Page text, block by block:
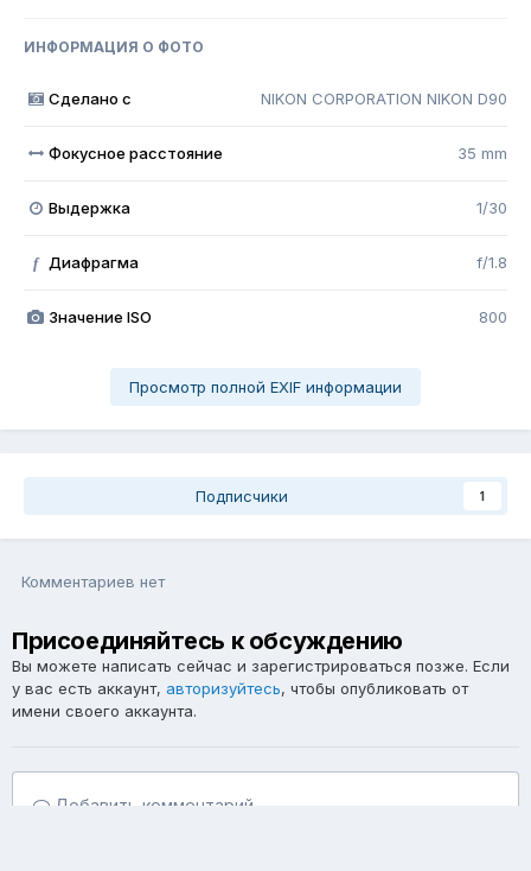
ИНФОРМАЦИЯ О ФОТО
Сделано с NIKON CORPORATION NIKON D90
Фокусное расстояние 35 mm
Выдержка 1/30
f Диафрагма f/1.8
Значение ISO 800
Просмотр полной EXIF информации
Подписчики 1
Комментариев нет
Присоединяйтесь к обсуждению
Вы можете написать сейчас и зарегистрироваться позже. Если
у вас есть аккаунт, авторизуйтесь, чтобы опубликовать от
имени своего аккаунта.
Добавить комментарий...